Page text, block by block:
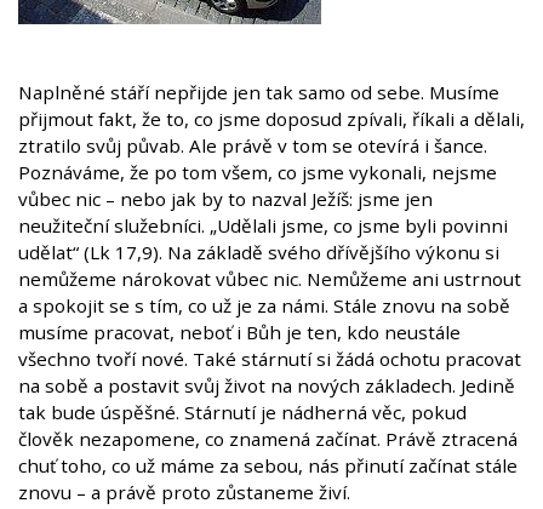
Naplněné stáří nepřijde jen tak samo od sebe. Musíme
přijmout fakt, že to, co jsme doposud zpívali, říkali a dělali,
ztratilo svůj půvab. Ale právě v tom se otevírá i šance.
Poznáváme, že po tom všem, co jsme vykonali, nejsme
vůbec nic – nebo jak by to nazval Ježíš: jsme jen
neužiteční služebníci. „Udělali jsme, co jsme byli povinni
udělat“ (Lk 17,9). Na základě svého dřívějšího výkonu si
nemůžeme nárokovat vůbec nic. Nemůžeme ani ustrnout
a spokojit se s tím, co už je za námi. Stále znovu na sobě
musíme pracovat, neboť i Bůh je ten, kdo neustále
všechno tvoří nové. Také stárnutí si žádá ochotu pracovat
na sobě a postavit svůj život na nových základech. Jedině
tak bude úspěšné. Stárnutí je nádherná věc, pokud
člověk nezapomene, co znamená začínat. Právě ztracená
chuť toho, co už máme za sebou, nás přinutí začínat stále
znovu – a právě proto zůstaneme živí.